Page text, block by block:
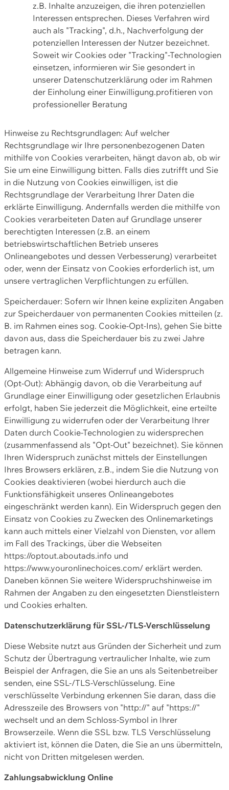
z.B. Inhalte anzuzeigen, die ihren potenziellen
Interessen entsprechen. Dieses Verfahren wird
auch als "Tracking", d.h., Nachverfolgung der
potenziellen Interessen der Nutzer bezeichnet.
Soweit wir Cookies oder "Tracking"-Technologien
einsetzen, informieren wir Sie gesondert in
unserer Datenschutzerklärung oder im Rahmen
der Einholung einer Einwilligung.profitieren von
professioneller Beratung
Hinweise zu Rechtsgrundlagen: Auf welcher
Rechtsgrundlage wir Ihre personenbezogenen Daten
mithilfe von Cookies verarbeiten, hängt davon ab, ob wir
Sie um eine Einwilligung bitten. Falls dies zutrifft und Sie
in die Nutzung von Cookies einwilligen, ist die
Rechtsgrundlage der Verarbeitung Ihrer Daten die
erklärte Einwilligung. Andernfalls werden die mithilfe von
Cookies verarbeiteten Daten auf Grundlage unserer
berechtigten Interessen (z.B. an einem
betriebswirtschaftlichen Betrieb unseres
Onlineangebotes und dessen Verbesserung) verarbeitet
oder, wenn der Einsatz von Cookies erforderlich ist, um
unsere vertraglichen Verpflichtungen zu erfüllen.
Speicherdauer: Sofern wir Ihnen keine expliziten Angaben
zur Speicherdauer von permanenten Cookies mitteilen (z.
B. im Rahmen eines sog. Cookie-Opt-Ins), gehen Sie bitte
davon aus, dass die Speicherdauer bis zu zwei Jahre
betragen kann.
Allgemeine Hinweise zum Widerruf und Widerspruch
(Opt-Out): Abhängig davon, ob die Verarbeitung auf
Grundlage einer Einwilligung oder gesetzlichen Erlaubnis
erfolgt, haben Sie jederzeit die Möglichkeit, eine erteilte
Einwilligung zu widerrufen oder der Verarbeitung Ihrer
Daten durch Cookie-Technologien zu widersprechen
(zusammenfassend als "Opt-Out" bezeichnet). Sie können
Ihren Widerspruch zunächst mittels der Einstellungen
Ihres Browsers erklären, z.B., indem Sie die Nutzung von
Cookies deaktivieren (wobei hierdurch auch die
Funktionsfähigkeit unseres Onlineangebotes
eingeschränkt werden kann). Ein Widerspruch gegen den
Einsatz von Cookies zu Zwecken des Onlinemarketings
kann auch mittels einer Vielzahl von Diensten, vor allem
im Fall des Trackings, über die Webseiten
https://optout.aboutads.info und
https://www.youronlinechoices.com/ erklärt werden.
Daneben können Sie weitere Widerspruchshinweise im
Rahmen der Angaben zu den eingesetzten Dienstleistern
und Cookies erhalten.
Datenschutzerklärung für SSL-/TLS-Verschlüsselung
Diese Website nutzt aus Gründen der Sicherheit und zum
Schutz der Übertragung vertraulicher Inhalte, wie zum
Beispiel der Anfragen, die Sie an uns als Seitenbetreiber
senden, eine SSL-/TLS-Verschlüsselung. Eine
verschlüsselte Verbindung erkennen Sie daran, dass die
Adresszeile des Browsers von "http://" auf "https://"
wechselt und an dem Schloss-Symbol in Ihrer
Browserzeile. Wenn die SSL bzw. TLS Verschlüsselung
aktiviert ist, können die Daten, die Sie an uns übermitteln,
nicht von Dritten mitgelesen werden.
Zahlungsabwicklung Online